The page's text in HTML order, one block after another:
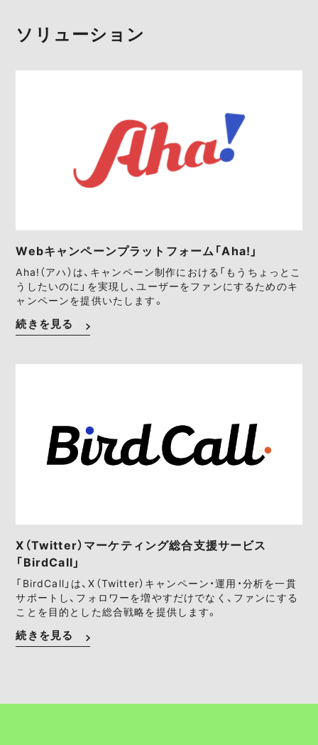
ソリューション
Webキャンペーンプラットフォーム「Aha!」
Aha!（アハ）は、キャンペーン制作における「もうちょっとこ
うしたいのに」を実現し、ユーザーをファンにするためのキ
ャンペーンを提供いたします。
続きを見る
X（Twitter）マーケティング総合支援サービス
「BirdCall」
「BirdCall」は、X（Twitter）キャンペーン・運用・分析を一貫
サポートし、フォロワーを増やすだけでなく、ファンにする
ことを目的とした総合戦略を提供します。
続きを見る